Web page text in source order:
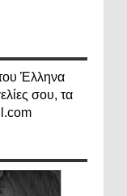
Έλληνα
σου, τα